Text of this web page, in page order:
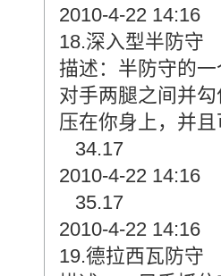
2010-4-22 14:16
18.深入型半防守
描述：半防守的
对手两腿之间并
压在你身上，并
34.17
2010-4-22 14:16
35.17
2010-4-22 14:16
19.德拉西瓦防守